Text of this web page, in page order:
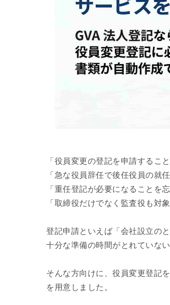
「役員変更の登記を申請するこ
「急な役員辞任で後任役員の就
「重任登記が必要になることを
「取締役だけでなく監査役も対
登記申請といえば「会社設立の
十分な準備の時間がとれていな
そんな方向けに、役員変更登記
を用意しました。